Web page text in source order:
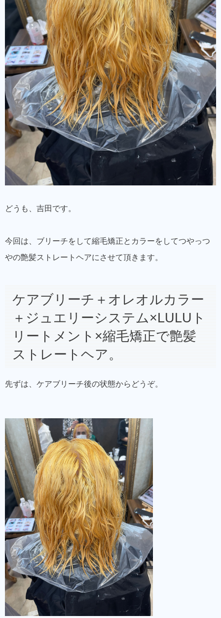
どうも、吉田です。
今回は、ブリーチをして縮毛矯正とカラーをしてつやっつ
やの艶髪ストレートヘアにさせて頂きます。
ケアブリーチ＋オレオルカラー
＋ジュエリーシステム×LULUト
リートメント×縮毛矯正で艶髪
ストレートヘア。
先ずは、ケアブリーチ後の状態からどうぞ。